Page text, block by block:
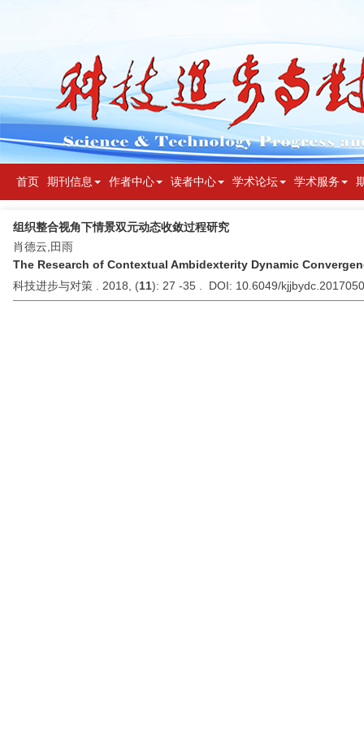
首页 期刊信息 作者中心 读者中心 学术论坛 学术服务
组织整合视角下情景双元动态收敛过程研究
肖德云,田雨
The Research of Contextual Ambidexterity Dynamic
科技进步与对策 . 2018, (11): 27 -35 . DOI: 10.6049/